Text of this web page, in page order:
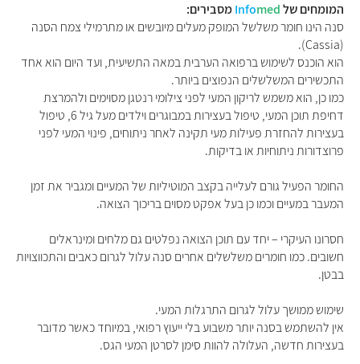
המומחים של Infomed
מסבירים:
סנה הינו חומר משלשל המופק מעלים מיובשים או מתרמילי צמח הסנה
(Cassia).
הוא הוכנס לשימוש ברפואה הערבית במאה התשיעית, ועד היום הוא אחד
התכשירים המשלשלים הנפוצים ביותר.
כמו כן, הוא משמש לריקון המעי לפני צילומי רנטגן מסוימים ולהמרצת
דחיפת תוכן המעי, טיפול בעצירות במבוגרים וילדים מעל גיל 6, טיפול
בעצירות להחזרת פעילות מעי תקינה לאחר ניתוחים, פינוי המעי לפני
פרוצדורות ניתוחיות או בדיקות.
החומר הפעיל גורם לעלייה בקצב המוטיליות של המעיים ומגביר את זמן
המעבר במעיים וכמו כן בעל אפקט מסוים בריכוך הצואה.
חסרונו העיקרי – יחד עם תוכן הצואה נפלטים גם מלחים ומינראלים
חשובים. כמו חומרים משלשלים אחרים סנה עלול לגרום כאבים והתכווצויות
בבטן.
שימוש ממושך עלול לגרום התרגלות המעי.
אין להשתמש בסנה יותר משבוע בלי ייעוץ רפואי, במיוחד כאשר מדובר
בעצירות חדשה, העלולה להוות סימן לסרטן המעי הגס.